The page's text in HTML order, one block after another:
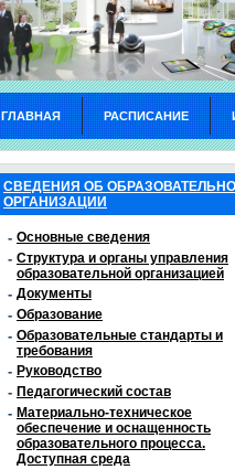
ГЛАВНАЯ РАСПИСАНИЕ
СВЕДЕНИЯ ОБ
ОРГАНИЗАЦИИ
- Основные сведения
- Структура и органы управления
образовательной организацией
- Документы
- Образование
- Образовательные стандарты и
требования
- Руководство
- Педагогический состав
- Материально-техническое
обеспечение и оснащенность
образовательного процесса.
Доступная среда